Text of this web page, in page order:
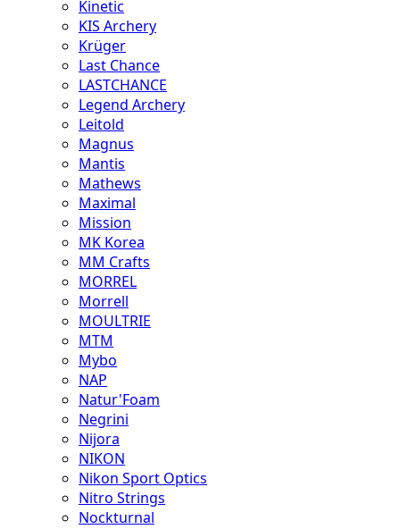
Kinetic
KIS Archery
Krüger
Last Chance
LASTCHANCE
Legend Archery
Leitold
Magnus
Mantis
Mathews
Maximal
Mission
MK Korea
MM Crafts
MORREL
Morrell
MOULTRIE
MTM
Mybo
NAP
Natur'Foam
Negrini
Nijora
NIKON
Nikon Sport Optics
Nitro Strings
Nockturnal